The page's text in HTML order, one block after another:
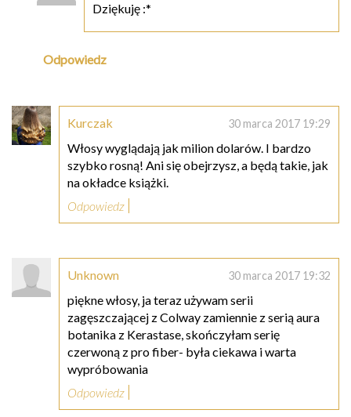
Dziękuję :*
Odpowiedz
Kurczak 30 marca 2017 19:29
Włosy wyglądają jak milion dolarów. I bardzo
szybko rosną! Ani się obejrzysz, a będą takie, jak
na okładce książki.
Odpowiedz
Unknown 30 marca 2017 19:32
piękne włosy, ja teraz używam serii
zagęszczającej z Colway zamiennie z serią aura
botanika z Kerastase, skończyłam serię
czerwoną z pro fiber- była ciekawa i warta
wypróbowania
Odpowiedz